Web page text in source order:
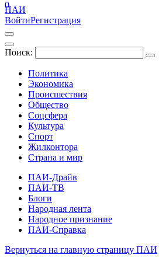
ПАИ
ВойтиРегистрация
Поиск:
Политика
Экономика
Происшествия
Общество
Соцсфера
Культура
Спорт
Жилконтора
Страна и мир
ПАИ-Драйв
ПАИ-ТВ
Блоги
Народная лента
Народное признание
ПАИ-Справка
0
Вернуться на главную страницу ПАИ